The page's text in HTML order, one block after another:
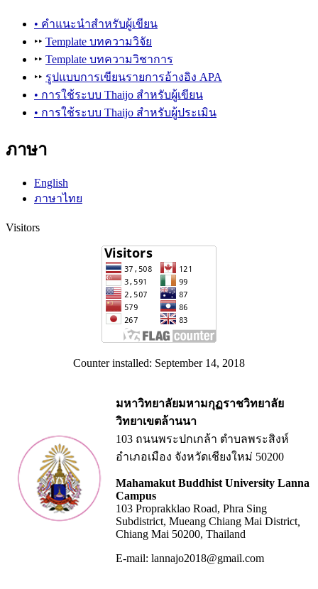
• คำแนะนำสำหรับผู้เขียน
‣‣ Template บทความวิจัย
‣‣ Template บทความวิชาการ
‣‣ รูปแบบการเขียนรายการอ้างอิง APA
• การใช้ระบบ Thaijo สำหรับผู้เขียน
• การใช้ระบบ Thaijo สำหรับผู้ประเมิน
ภาษา
English
ภาษาไทย
Visitors
Counter installed: September 14, 2018
มหาวิทยาลัยมหามกุฏราชวิทยาลัย
วิทยาเขตล้านนา
103 ถนนพระปกเกล้า ตำบลพระสิงห์
อำเภอเมือง จังหวัดเชียงใหม่ 50200
Mahamakut Buddhist University Lanna
Campus
103 Proprakklao Road, Phra Sing
Subdistrict, Mueang Chiang Mai District
Chiang Mai 50200, Thailand
E-mail: lannajo2018@gmail.com